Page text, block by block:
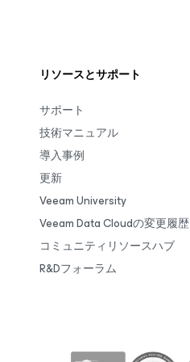
リソースとサポート
サポート
技術マニュアル
導入事例
更新
Veeam University
Veeam Data Cloudの変更履歴
コミュニティリソースハブ
R&Dフォーラム